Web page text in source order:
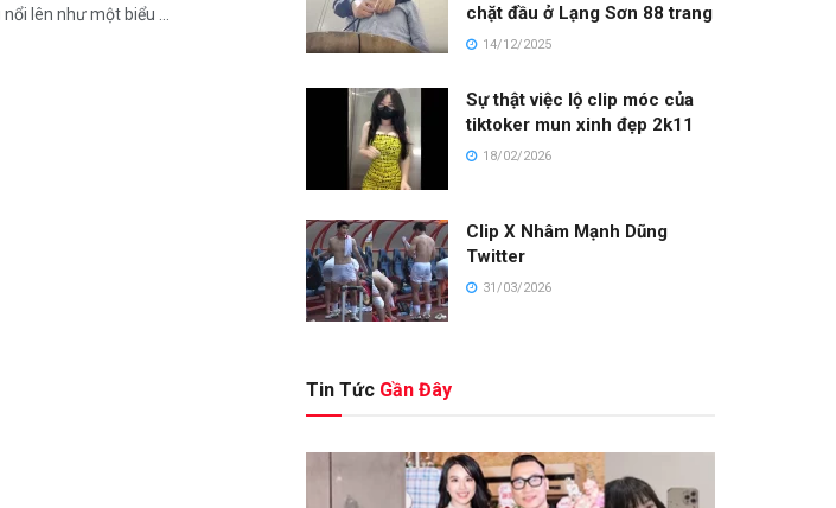
lên như một biểu ...
chặt đầu ở Lạng Sơn 88 trang
14/12/2025
Sự thật việc lộ clip móc của
tiktoker mun xinh đẹp 2k11
18/02/2026
Clip X Nhâm Mạnh Dũng
Twitter
31/03/2026
Tin Tức Gần Đây